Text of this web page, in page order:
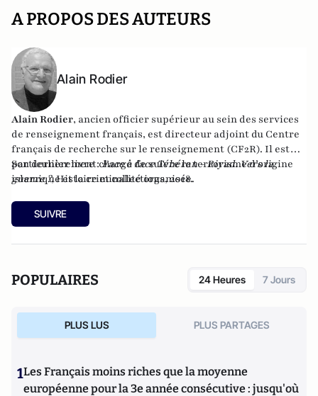
A PROPOS DES AUTEURS
Alain Rodier
Alain Rodier, ancien officier supérieur au sein des services
de renseignement français, est directeur adjoint du Centre
français de recherche sur le renseignement (CF2R). Il est
particulièrement chargé de suivre le terrorisme d’origine
islamique et la criminalité organisée.
Son dernier livre :Face à face Téhéran - Riyad. Vers la
guerre ?, Histoire et collections, 2018.
SUIVRE
POPULAIRES 24 Heures 7 Jours
PLUS LUS PLUS PARTAGES
1Les Français moins riches que la moyenne
européenne pour la 3e année consécutive : jusqu'où